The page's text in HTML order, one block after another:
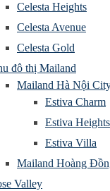
Celesta Heights
Celesta Avenue
Celesta Gold
đô thị Mailand
Mailand Hà Nội
Estiva Charm
Estiva Heights
Estiva Villa
Mailand Hoàng
Valley